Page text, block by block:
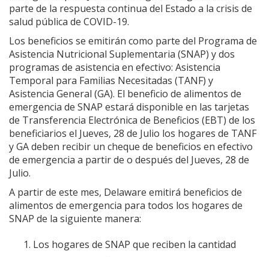
parte de la respuesta continua del Estado a la crisis de
salud pública de COVID-19.
Los beneficios se emitirán como parte del Programa de
Asistencia Nutricional Suplementaria (SNAP) y dos
programas de asistencia en efectivo: Asistencia
Temporal para Familias Necesitadas (TANF) y
Asistencia General (GA). El beneficio de alimentos de
emergencia de SNAP estará disponible en las tarjetas
de Transferencia Electrónica de Beneficios (EBT) de los
beneficiarios el Jueves, 28 de Julio los hogares de TANF
y GA deben recibir un cheque de beneficios en efectivo
de emergencia a partir de o después del Jueves, 28 de
Julio.
A partir de este mes, Delaware emitirá beneficios de
alimentos de emergencia para todos los hogares de
SNAP de la siguiente manera:
Los hogares de SNAP que reciben la cantidad